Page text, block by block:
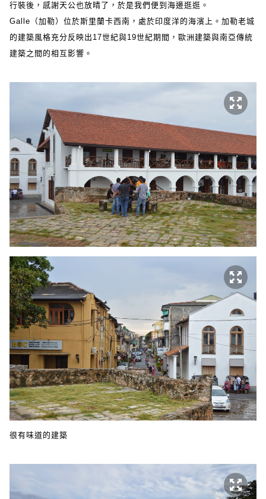
行裝後，感謝天公也放晴了，於是我們便到海邊逛逛。
Galle（加勒）位於斯里蘭卡西南，處於印度洋的海濱上。加勒老城
的建築風格充分反映出17世紀與19世紀期間，歐洲建築與南亞傳統
建築之間的相互影響。
很有味道的建築